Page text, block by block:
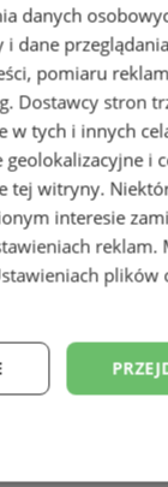
ze sprawą
danych
dane
pomiaru
Dostawcy stron
w tych i innych
i
tej witryny.
interesie
reklam.
plików